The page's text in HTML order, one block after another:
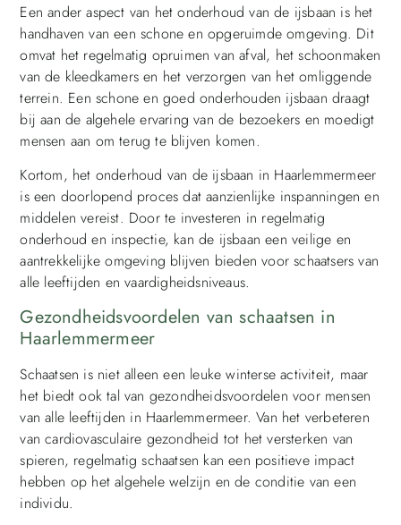
Een ander aspect van het onderhoud van de ijsbaan is het
handhaven van een schone en opgeruimde omgeving. Dit
omvat het regelmatig opruimen van afval, het schoonmaken
van de kleedkamers en het verzorgen van het omliggende
terrein. Een schone en goed onderhouden ijsbaan draagt
bij aan de algehele ervaring van de bezoekers en moedigt
mensen aan om terug te blijven komen.
Kortom, het onderhoud van de ijsbaan in Haarlemmermeer
is een doorlopend proces dat aanzienlijke inspanningen en
middelen vereist. Door te investeren in regelmatig
onderhoud en inspectie, kan de ijsbaan een veilige en
aantrekkelijke omgeving blijven bieden voor schaatsers van
alle leeftijden en vaardigheidsniveaus.
Gezondheidsvoordelen van schaatsen in
Haarlemmermeer
Schaatsen is niet alleen een leuke winterse activiteit, maar
het biedt ook tal van gezondheidsvoordelen voor mensen
van alle leeftijden in Haarlemmermeer. Van het verbeteren
van cardiovasculaire gezondheid tot het versterken van
spieren, regelmatig schaatsen kan een positieve impact
hebben op het algehele welzijn en de conditie van een
individu.